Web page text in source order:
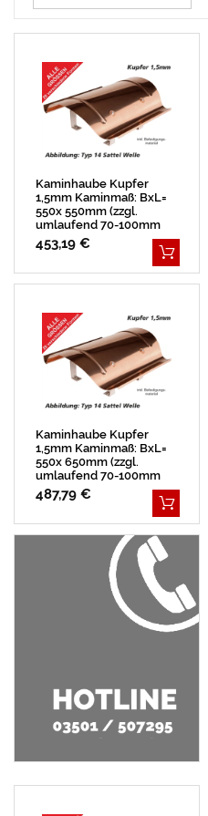
Kaminhaube Kupfer
1,5mm Kaminmaß: BxL=
550x 550mm (zzgl.
umlaufend 70-100mm
Überstand)
453,19 €
Kaminhaube Kupfer
1,5mm Kaminmaß: BxL=
550x 650mm (zzgl.
umlaufend 70-100mm
Überstand)
487,79 €